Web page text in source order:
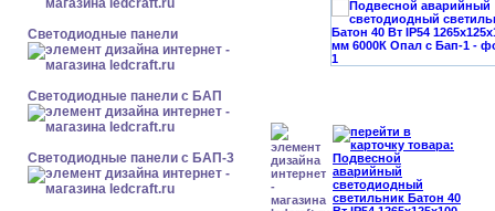
Cветодиодные панели
Cветодиодные панели с БАП
Cветодиодные панели с БАП-3